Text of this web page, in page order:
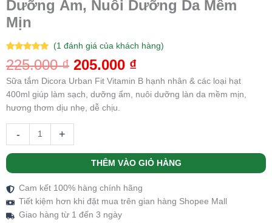
Dưỡng Ẩm, Nuôi Dưỡng Da Mềm
Mịn
5.00 trên 5
dựa trên
1
(1đánh giá của khách hàng)
225.000₫ 205.000 ₫
Sữa tắm Dicora Urban Fit Vitamin B hạnh nhân & các loại hạt
400ml giúp làm sạch, dưỡng ẩm, nuôi dưỡng làn da mềm mịn,
hương thơm dịu nhẹ, dễ chịu.
- +
THÊM VÀO GIỎ HÀNG
Cam kết 100% hàng chính hãng
Tiết kiệm hơn khi đặt mua trên gian hàng Shopee Mall
Giao hàng từ 1 đến 3 ngày